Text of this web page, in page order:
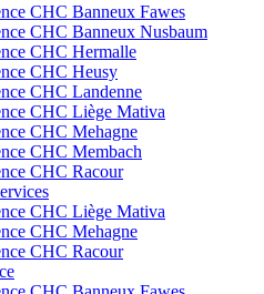
CHC Banneux Fawes
CHC Banneux Nusbaum
CHC Hermalle
CHC Heusy
CHC Landenne
CHC Liège Mativa
CHC Mehagne
CHC Membach
CHC Racour
CHC Liège Mativa
CHC Mehagne
CHC Racour